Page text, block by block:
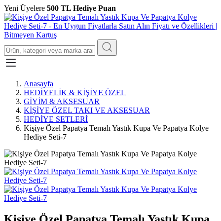
Yeni Üyelere 500 TL Hediye Puan
Anasayfa
HEDİYELİK & KİŞİYE ÖZEL
GİYİM & AKSESUAR
KİŞİYE ÖZEL TAKI VE AKSESUAR
HEDİYE SETLERİ
Kişiye Özel Papatya Temalı Yastık Kupa Ve Papatya Kolye
Hediye Seti-7